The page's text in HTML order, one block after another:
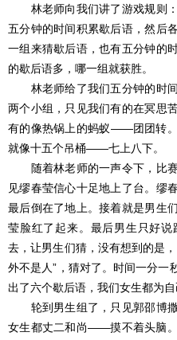
林老师向我们讲了游戏规则：
五分钟的时间积累歇后语，然后
一组来猜歇后语，也有五分钟的
的歇后语多，哪一组就获胜。
林老师给了我们五分钟的时间
两个小组，只见我们有的在冥思
有的像热锅上的蚂蚁――团团转
就像十五个吊桶――七上八下。
随着林老师的一声令下，比赛
见缪春莹信心十足地上了台。缪
最后倒在了地上。接着就是男生
莹脸红了起来。最后男生只好
去，让男生们猜，没有想到的是
外不是人”，猜对了。时间一分一
出了六个歇后语，我们女生都为自
轮到男生组了，只见郭邵博撒
女生都丈二和尚――摸不着头脑